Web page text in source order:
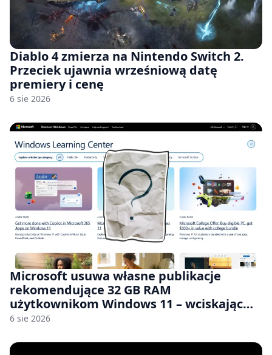
Diablo 4 zmierza na Nintendo Switch 2.
Przeciek ujawnia wrześniową datę
premiery i cenę
6 sie 2026
Microsoft usuwa własne publikacje
rekomendujące 32 GB RAM
użytkownikom Windows 11 – wciskając
nam przy tym komputery z 8 GB RAM po
6 sie 2026